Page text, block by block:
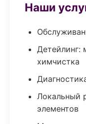
Наши
Детейлинг:
химчистка
Локальный
элементов